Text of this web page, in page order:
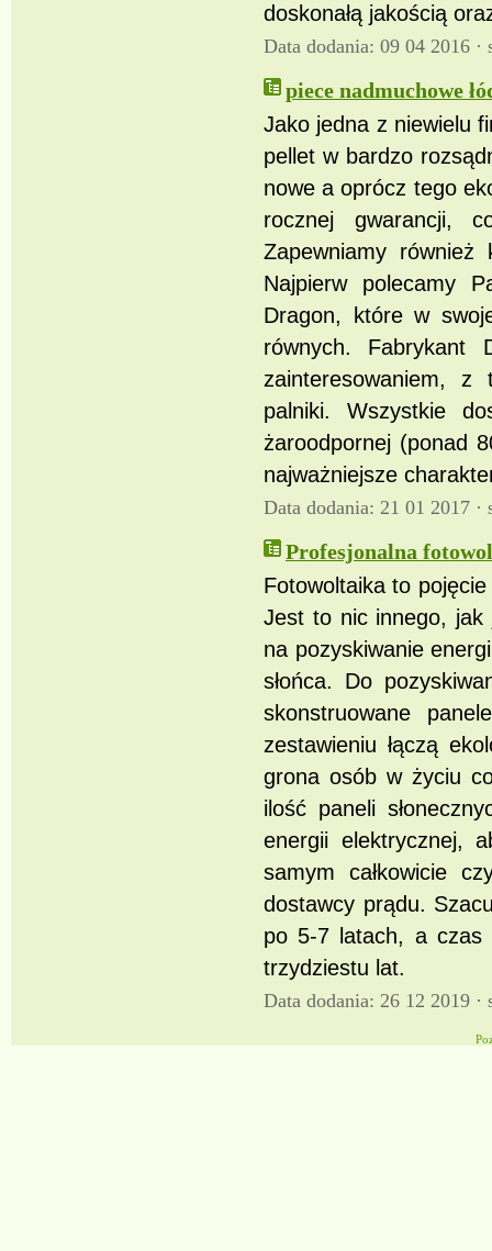
doskonałą jakością
Data dodania: 09 04 2016 ·
piece nadmuchowe
Jako jedna z niewielu
pellet w bardzo
nowe a oprócz tego
rocznej gwarancji,
Zapewniamy również
Najpierw polecamy
Dragon, które w
równych. Fabrykant
zainteresowaniem,
palniki. Wszystkie
żaroodpornej (ponad
najważniejsze
Data dodania: 21 01 2017 ·
Profesjonalna
Fotowoltaika to
Jest to nic innego, jak
na pozyskiwanie
słońca. Do
skonstruowane
zestawieniu łączą
grona osób w życiu
ilość paneli
energii elektrycznej,
samym całkowicie
dostawcy prądu.
po 5-7 latach, a czas
trzydziestu lat.
Data dodania: 26 12 2019 ·